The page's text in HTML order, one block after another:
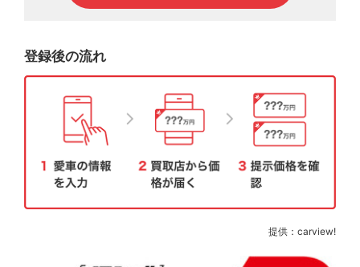
登録後の流れ
提供：carview!